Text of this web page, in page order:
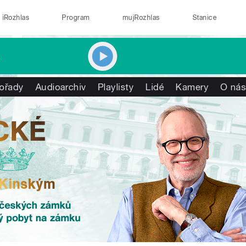
iRozhlas Program mujRozhlas Stanice
Audioarchiv Playlisty Lidé Kamery O nás